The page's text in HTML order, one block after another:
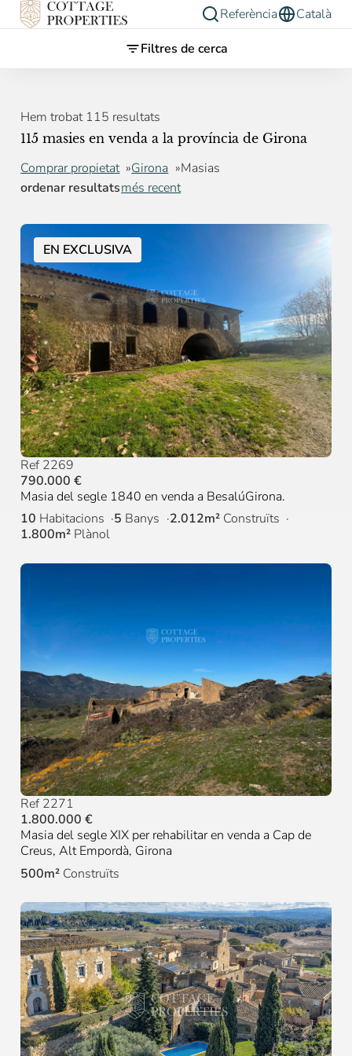
Referència
Català
Filtres de cerca
Hem trobat 115 resultats
115 masies en venda a la província de Girona
Comprar propietat Girona
Masias
ordenar resultatsmés recent
EN EXCLUSIVA
Ref 2269
790.000 €
Masia del segle 1840 en venda a BesalúGirona.
10 Habitacions 5 Banys 2.012m² Construïts
1.800m² Plànol
Ref 2271
1.800.000 €
Masia del segle XIX per rehabilitar en venda a Cap de
Creus, Alt Empordà, Girona
500m² Construïts